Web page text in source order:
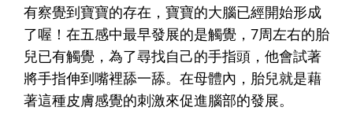
有察覺到寶寶的存在，寶寶的大腦已經開始形成
了喔！在五感中最早發展的是觸覺，7周左右的胎
兒已有觸覺，為了尋找自己的手指頭，他會試著
將手指伸到嘴裡舔一舔。在母體內，胎兒就是藉
著這種皮膚感覺的刺激來促進腦部的發展。